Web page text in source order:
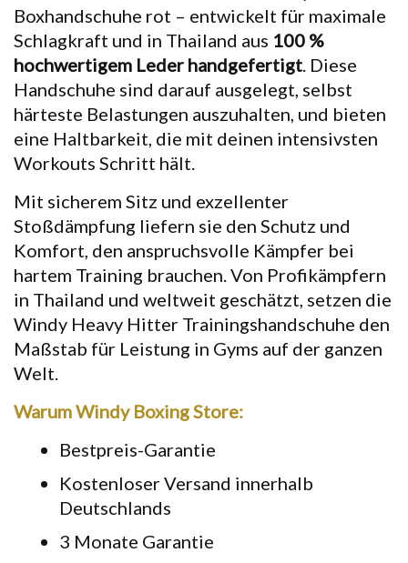
Boxhandschuhe rot – entwickelt für maximale
Schlagkraft und in Thailand aus 100 %
hochwertigem Leder handgefertigt. Diese
Handschuhe sind darauf ausgelegt, selbst
härteste Belastungen auszuhalten, und bieten
eine Haltbarkeit, die mit deinen intensivsten
Workouts Schritt hält.
Mit sicherem Sitz und exzellenter
Stoßdämpfung liefern sie den Schutz und
Komfort, den anspruchsvolle Kämpfer bei
hartem Training brauchen. Von Profikämpfern
in Thailand und weltweit geschätzt, setzen die
Windy Heavy Hitter Trainingshandschuhe den
Maßstab für Leistung in Gyms auf der ganzen
Welt.
Warum Windy Boxing Store:
Bestpreis-Garantie
Kostenloser Versand innerhalb
Deutschlands
3 Monate Garantie